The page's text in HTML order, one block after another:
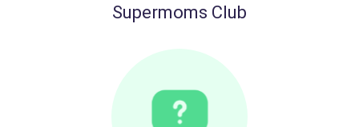
Supermoms Club